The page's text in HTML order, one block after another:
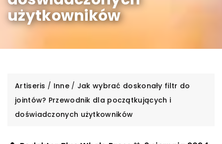
użytkowników
Artiseris / Inne/ Jak wybrać doskonały filtr do
jointów? Przewodnik dla początkujących i
doświadczonych użytkowników